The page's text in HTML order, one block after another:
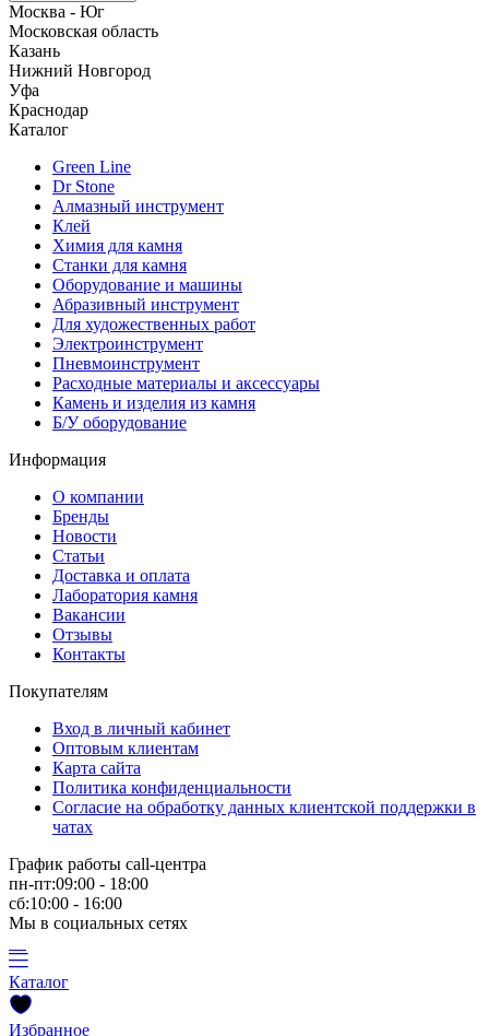
Москва - Юг
Московская область
Казань
Нижний Новгород
Уфа
Краснодар
Каталог
Green Line
Dr Stone
Алмазный инструмент
Клей
Химия для камня
Станки для камня
Оборудование и машины
Абразивный инструмент
Для художественных работ
Электроинструмент
Пневмоинструмент
Расходные материалы и аксессуары
Камень и изделия из камня
Б/У оборудование
Информация
О компании
Бренды
Новости
Статьи
Доставка и оплата
Лаборатория камня
Вакансии
Отзывы
Контакты
Покупателям
Вход в личный кабинет
Оптовым клиентам
Карта сайта
Политика конфиденциальности
Согласие на обработку данных клиентской поддержки в
чатах
График работы call-центра
пн-пт:09:00 - 18:00
сб:10:00 - 16:00
Мы в социальных сетях
Каталог
Избранное